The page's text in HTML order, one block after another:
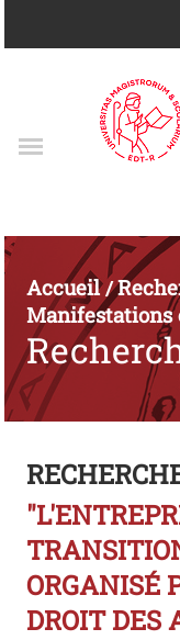
Accueil/
Manifestations
ORGANISÉ
DROIT DES